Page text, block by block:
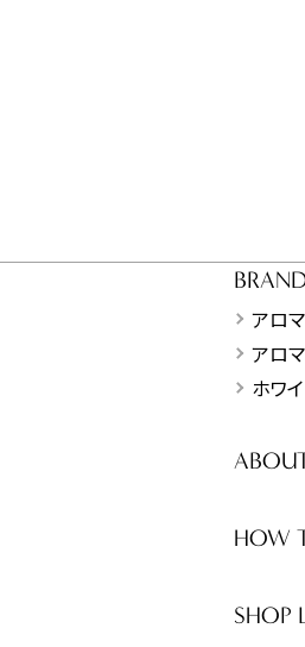
アロ
アロ
ホワ
HOW
SHOP